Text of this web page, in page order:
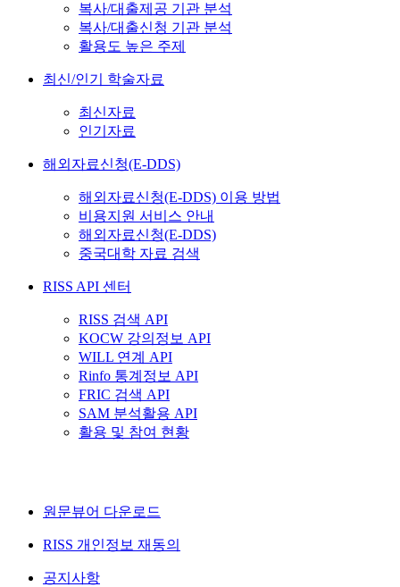
복사/대출제공 기관 분석
복사/대출신청 기관 분석
활용도 높은 주제
최신/인기 학술자료
최신자료
인기자료
해외자료신청(E-DDS)
해외자료신청(E-DDS) 이용 방법
비용지원 서비스 안내
해외자료신청(E-DDS)
중국대학 자료 검색
RISS API 센터
RISS 검색 API
KOCW 강의정보 API
WILL 연계 API
Rinfo 통계정보 API
FRIC 검색 API
SAM 분석활용 API
활용 및 참여 현황
원문뷰어 다운로드
RISS 개인정보 재동의
공지사항